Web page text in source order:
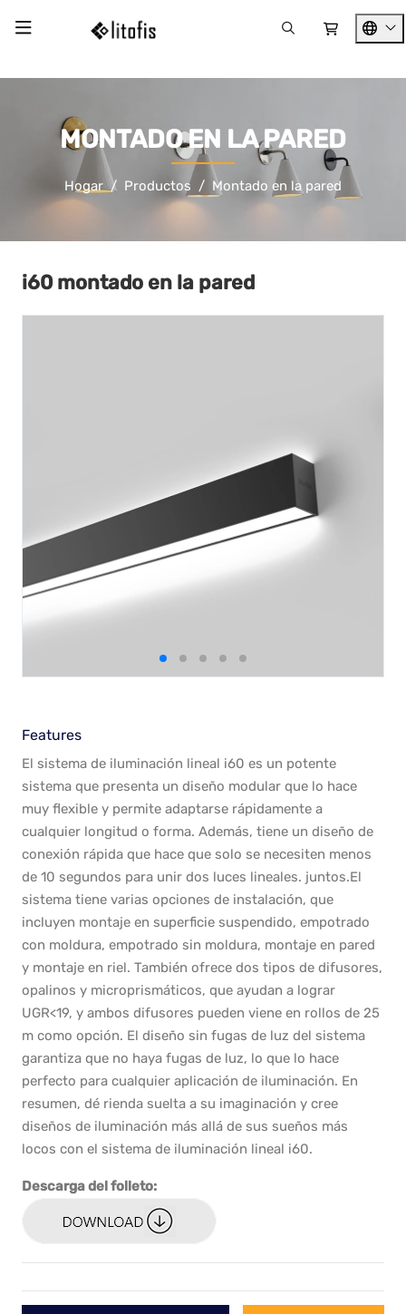
MONTADO EN LA PARED
Hogar Productos Montado en la pared
i60 montado en la pared
Features
El sistema de iluminación lineal i60 es un potente
sistema que presenta un diseño modular que lo hace
muy flexible y permite adaptarse rápidamente a
cualquier longitud o forma. Además, tiene un diseño de
conexión rápida que hace que solo se necesiten menos
de 10 segundos para unir dos luces lineales. juntos.El
sistema tiene varias opciones de instalación, que
incluyen montaje en superficie suspendido, empotrado
con moldura, empotrado sin moldura, montaje en pared
y montaje en riel. También ofrece dos tipos de difusores,
opalinos y microprismáticos, que ayudan a lograr
UGR<19, y ambos difusores pueden viene en rollos de 25
m como opción. El diseño sin fugas de luz del sistema
garantiza que no haya fugas de luz, lo que lo hace
perfecto para cualquier aplicación de iluminación. En
resumen, dé rienda suelta a su imaginación y cree
diseños de iluminación más allá de sus sueños más
locos con el sistema de iluminación lineal i60.
Descarga del folleto: